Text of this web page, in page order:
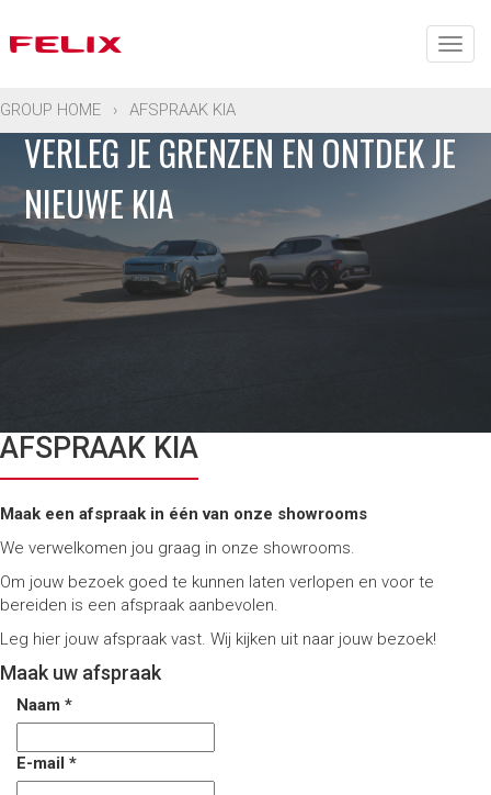
GROUP HOME › AFSPRAAK KIA
VERLEG JE GRENZEN EN ONTDEK JE
NIEUWE KIA
AFSPRAAK KIA
Maak een afspraak in één van onze showrooms
We verwelkomen jou graag in onze showrooms.
Om jouw bezoek goed te kunnen laten verlopen en voor te
bereiden is een afspraak aanbevolen.
Leg hier jouw afspraak vast. Wij kijken uit naar jouw bezoek!
Maak uw afspraak
Naam *
E-mail *